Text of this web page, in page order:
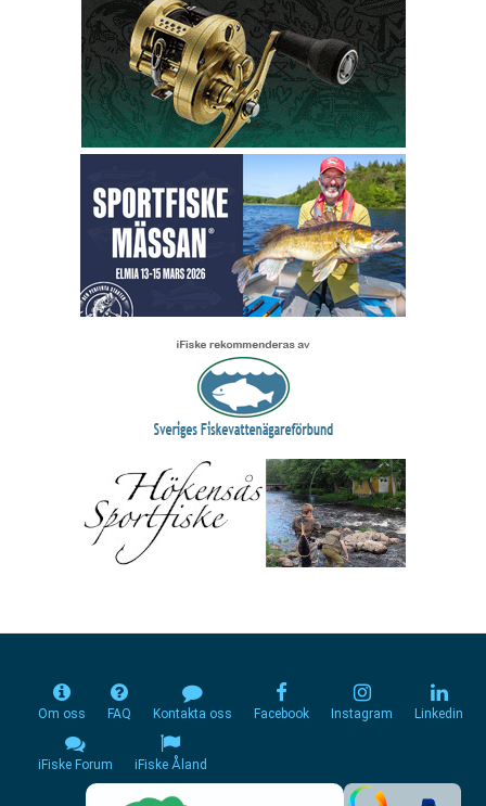
Om oss FAQ Kontakta oss Facebook Instagram Linkedin
iFiske Forum iFiske Åland